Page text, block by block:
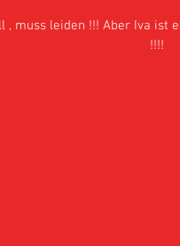
, muss leiden !!! Aber Iva ist
!!!!